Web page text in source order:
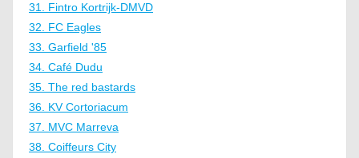
31. Fintro Kortrijk-DMVD
32. FC Eagles
33. Garfield '85
34. Café Dudu
35. The red bastards
36. KV Cortoriacum
37. MVC Marreva
38. Coiffeurs City